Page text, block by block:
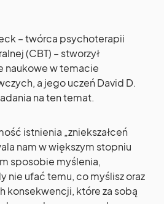
– twórca psychoterapii
(CBT) – stworzył
naukowe w temacie
a jego uczeń David D.
na ten temat.
istnienia „zniekszałceń
nam w większym stopniu
sposobie myślenia,
nie ufać temu, co myślisz oraz
konsekwencji, które za sobą